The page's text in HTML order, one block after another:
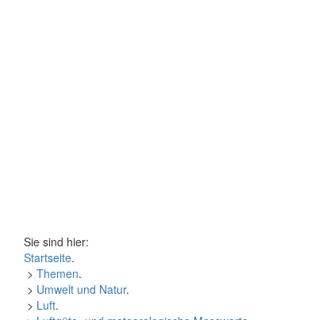
Sie sind hier:
Startseite.
> Themen.
> Umwelt und Natur.
> Luft.